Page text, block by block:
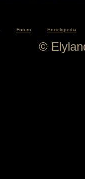
Forum Enciclopedia
©